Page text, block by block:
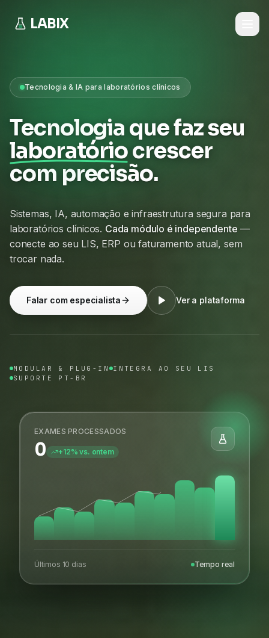
LABIX
Tecnologia & IA para laboratórios clínicos
Tecnologia que faz seu
laboratóriocrescer
com precisão.
Sistemas, IA, automação e infraestrutura segura para
laboratórios clínicos. Cada módulo é independente —
conecte ao seu LIS, ERP ou faturamento atual, sem
trocar nada.
Falar com especialista Ver a plataforma
MODULAR & PLUG-IN INTEGRA AO SEU LIS
SUPORTE PT-BR
EXAMES PROCESSADOS
0 +12% vs. ontem
Últimos 10 dias Tempo real